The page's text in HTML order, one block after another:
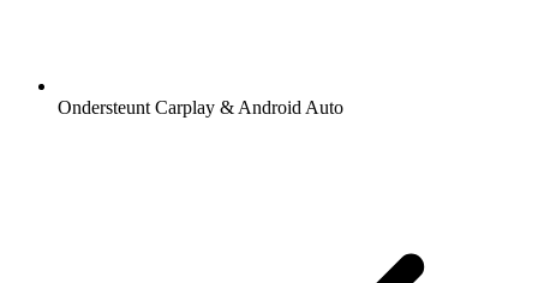
Ondersteunt Carplay & Android Auto